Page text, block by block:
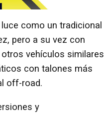
como un tradicional
pero a su vez con
vehículos similares
con talones más
off-road.
y